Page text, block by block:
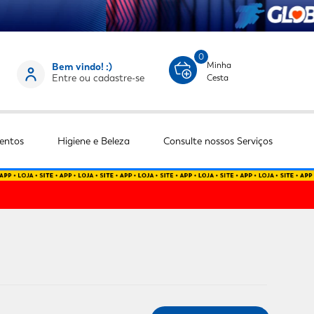
Bem vindo! :)
Entre ou cadastre-se
0
Minha
Cesta
Higiene e Beleza Consulte nossos Serviços